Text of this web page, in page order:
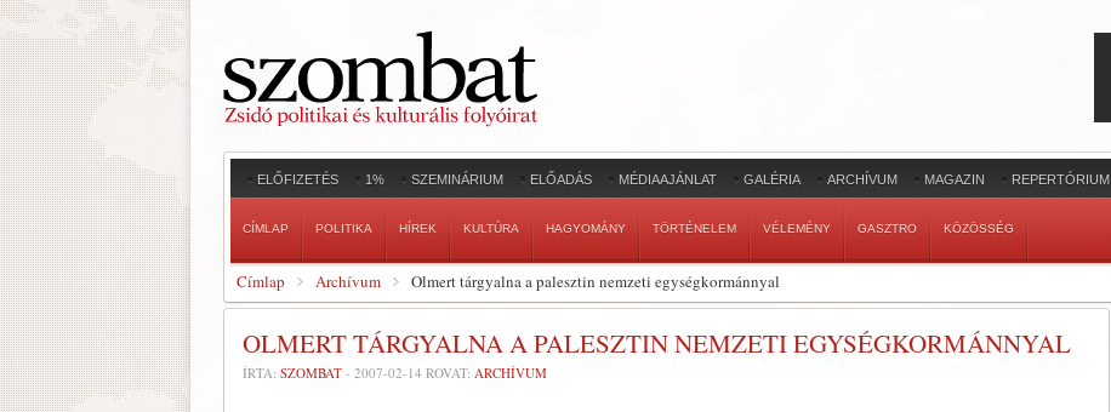
ELŐFIZETÉS 1% SZEMINÁRIUM ELŐADÁS MÉDIAAJÁNLAT GALÉRIA ARCHÍVUM MAGAZIN REPERTÓRIUM
CÍMLAP POLITIKA HÍREK KULTÚRA HAGYOMÁNY TÖRTÉNELEM VÉLEMÉNY GASZTRO KÖZÖSSÉG
Címlap Archívum Olmert tárgyalna a palesztin nemzeti egységkormánnyal
OLMERT TÁRGYALNA A PALESZTIN NEMZETI EGYSÉGKORMÁNNYAL
ÍRTA: SZOMBAT - 2007-02-14 ROVAT: ARCHÍVUM